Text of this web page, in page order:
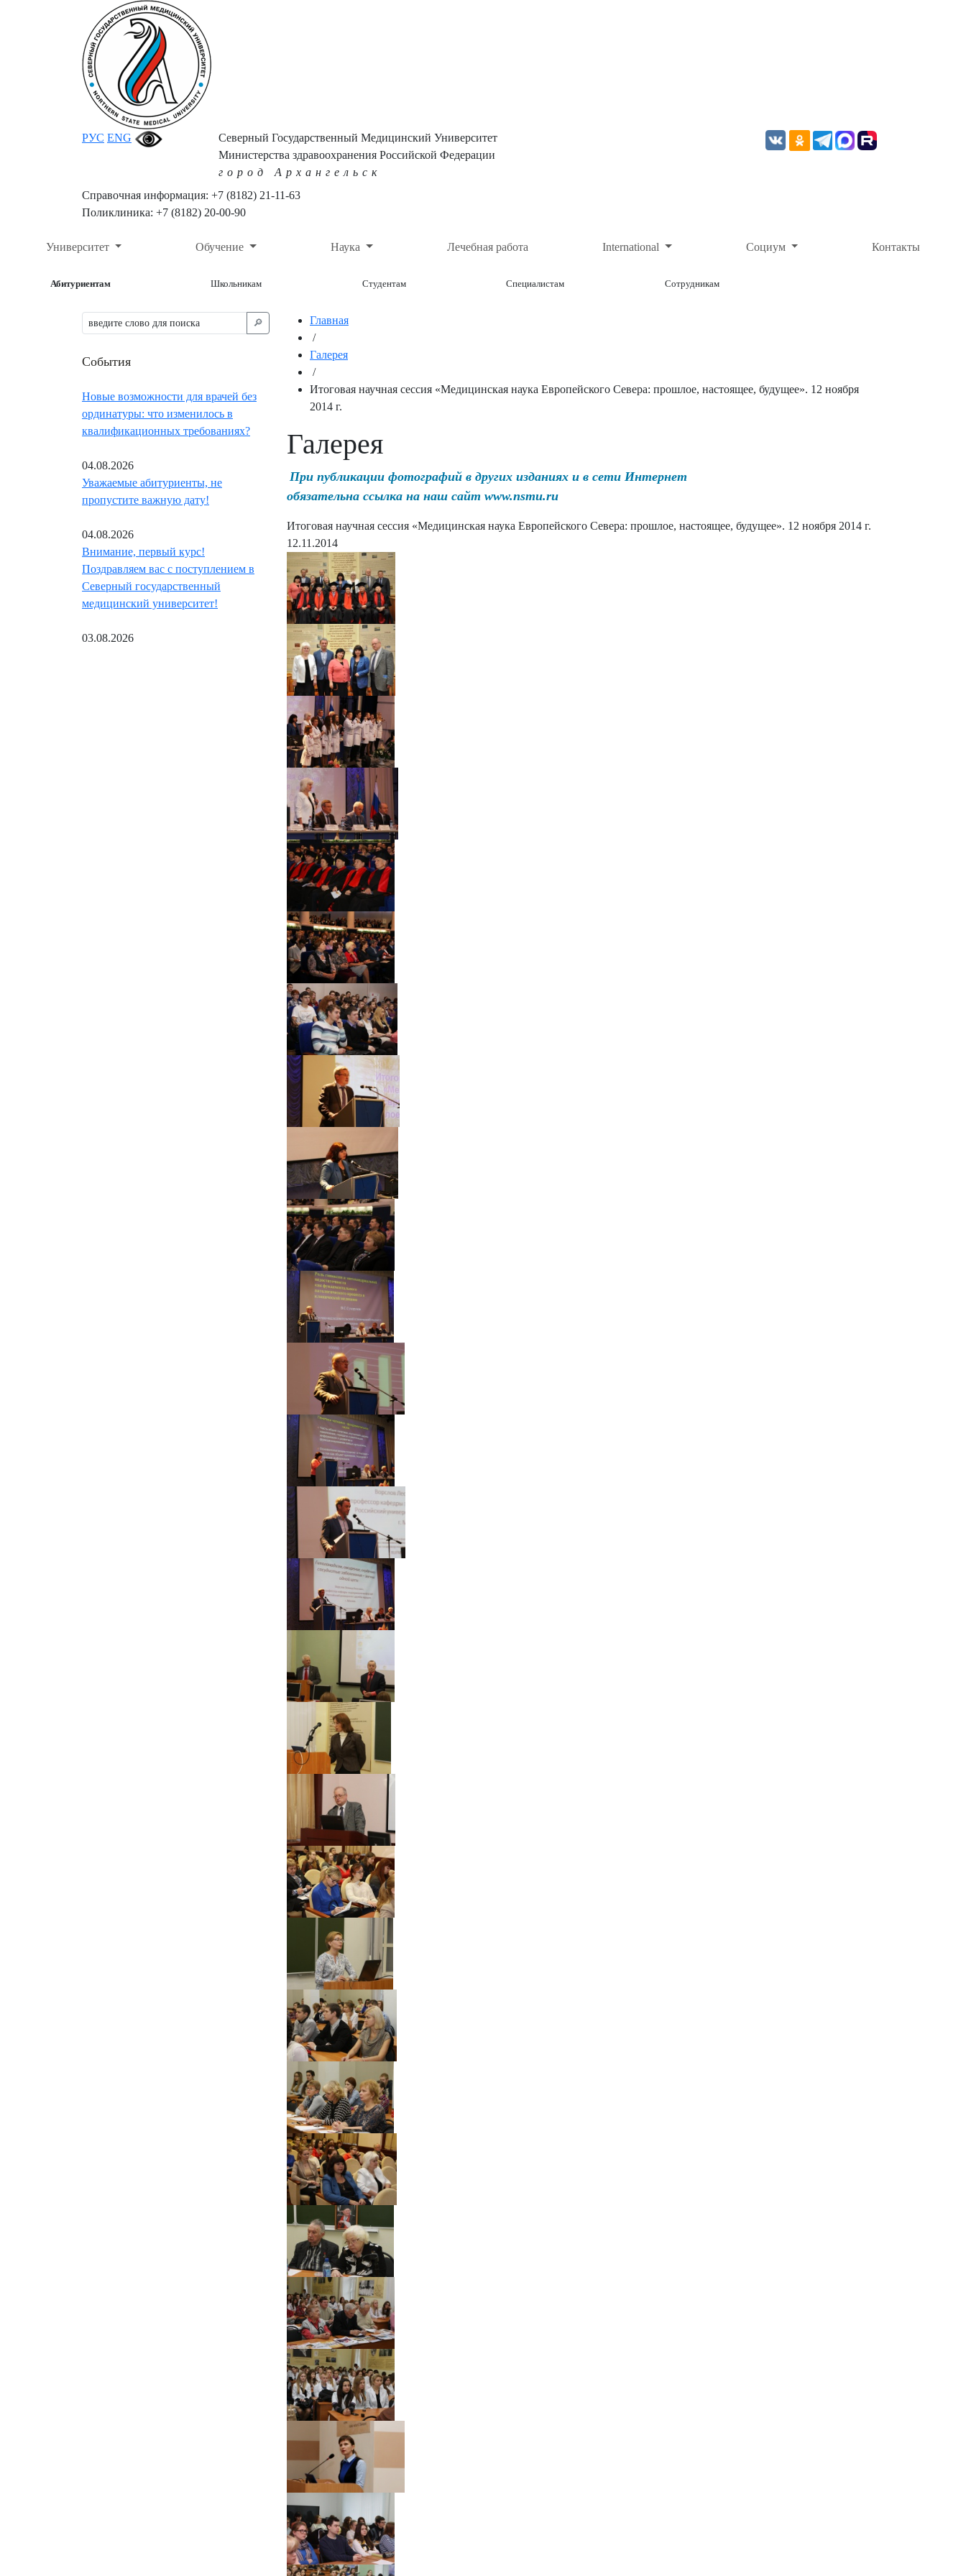
РУС ENG
Северный Государственный Медицинский Университет
Министерства здравоохранения Российской Федерации
город Архангельск
Справочная информация: +7 (8182) 21-11-63
Поликлиника: +7 (8182) 20-00-90
Университет Обучение Наука Лечебная работа International Социум Контакты
Абитуриентам Школьникам Студентам Специалистам Сотрудникам
🔎︎
События
Новые возможности для врачей без
ординатуры: что изменилось в
квалификационных требованиях?
04.08.2026
Уважаемые абитуриенты, не
пропустите важную дату!
04.08.2026
Внимание, первый курс!
Поздравляем вас с поступлением в
Северный государственный
медицинский университет!
03.08.2026
Главная
/
Галерея
/
Итоговая научная сессия «Медицинская наука Европейского Севера: прошлое, настоящее, будущее». 12 ноября
2014 г.
Галерея
При публикации фотографий в других изданиях и в сети Интернет
обязательна ссылка на наш сайт www.nsmu.ru
Итоговая научная сессия «Медицинская наука Европейского Севера: прошлое, настоящее, будущее». 12 ноября 2014 г.
12.11.2014